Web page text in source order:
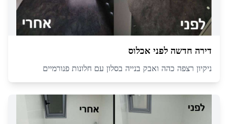
דירה חדשה לפני אכלוס
ניקיון רצפה כהה ואבק בנייה בסלון עם חלונות פנורמיים